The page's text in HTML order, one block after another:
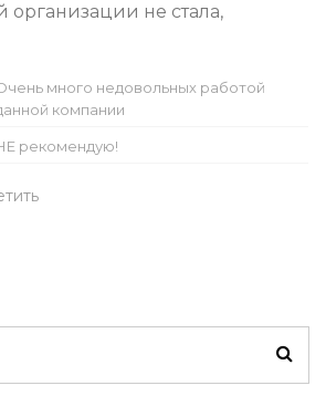
организации не стала,
много недовольных работой
компании
рекомендую!